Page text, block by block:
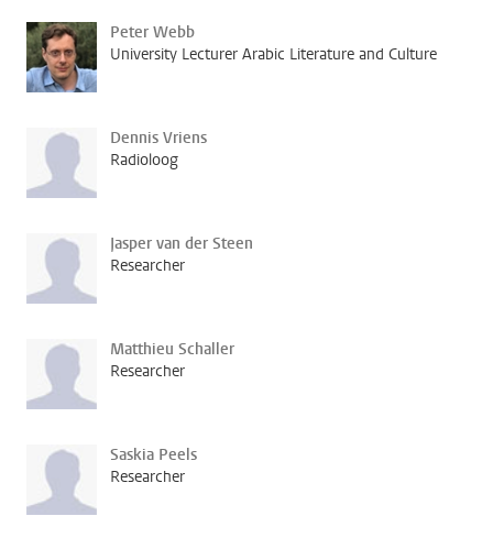
Peter Webb
University Lecturer Arabic Literature and Culture
Dennis Vriens
Radioloog
Jasper van der Steen
Researcher
Matthieu Schaller
Researcher
Saskia Peels
Researcher